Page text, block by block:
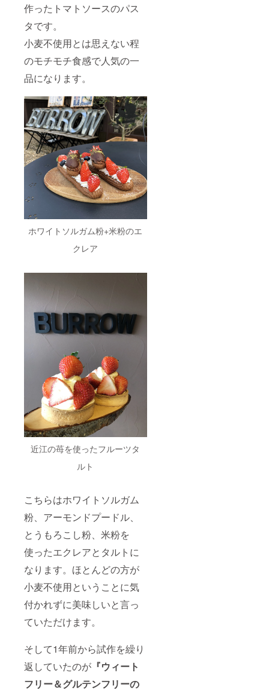
作ったトマトソースのパス
タです。
小麦不使用とは思えない程
のモチモチ食感で人気の一
品になります。
ホワイトソルガム粉+米粉のエ
クレア
近江の苺を使ったフルーツタ
ルト
こちらはホワイトソルガム
粉、アーモンドプードル、
とうもろこし粉、米粉を
使ったエクレアとタルトに
なります。ほとんどの方が
小麦不使用ということに気
付かれずに美味しいと言っ
ていただけます。
そして1年前から試作を繰り
返していたのが 『ウィート
フリー＆グルテンフリーの